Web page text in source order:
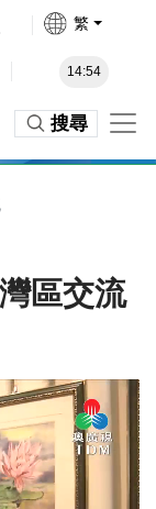
繁
14:54
搜尋
區交流